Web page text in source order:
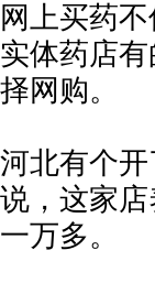
网上买药
实体药店
择网购。
河北有个
说，这家
一万多。